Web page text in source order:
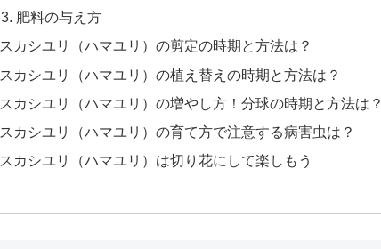
肥料の与え方
スカシユリ（ハマユリ）の剪定の時期と方法は？
スカシユリ（ハマユリ）の植え替えの時期と方法は？
スカシユリ（ハマユリ）の増やし方！分球の時期と方法は？
スカシユリ（ハマユリ）の育て方で注意する病害虫は？
スカシユリ（ハマユリ）は切り花にして楽しもう